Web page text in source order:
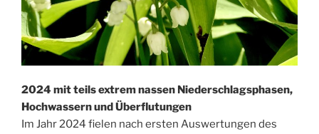
2024 mit teils extrem nassen Niederschlagsphasen,
Hochwassern und Überflutungen
Im Jahr 2024 fielen nach ersten Auswertungen des